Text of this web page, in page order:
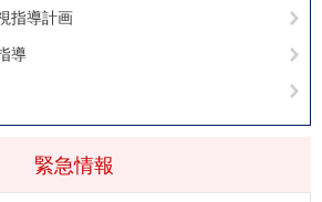
緊急情報
指導計画
導